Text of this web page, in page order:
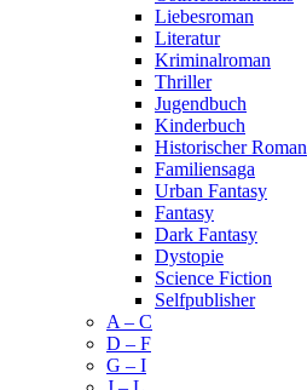
Liebesroman
Literatur
Kriminalroman
Thriller
Jugendbuch
Kinderbuch
Historischer Roman
Familiensaga
Urban Fantasy
Fantasy
Dark Fantasy
Dystopie
Science Fiction
Selfpublisher
A – C
D – F
G – I